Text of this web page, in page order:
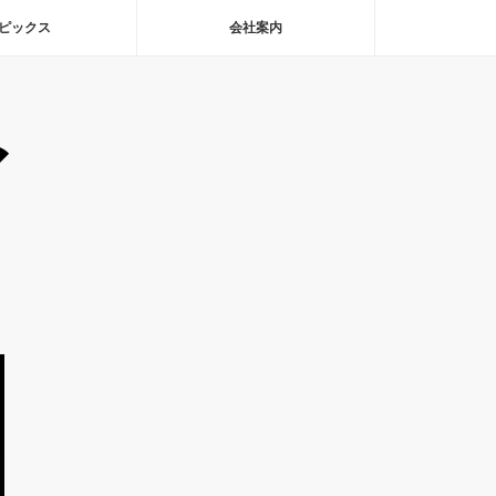
ピックス 会社案内